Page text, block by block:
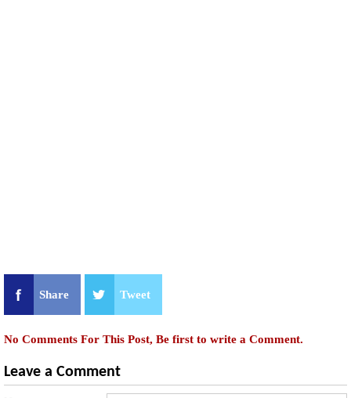
Share Tweet
No Comments For This Post, Be first to write a Comment.
Leave a Comment